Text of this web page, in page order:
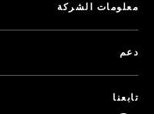
معلومات الشركة
دعم
تابعنا